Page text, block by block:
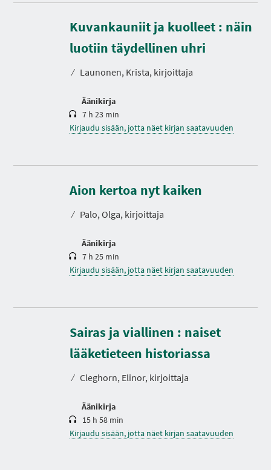
Kuvankauniit ja kuolleet : näin
luotiin täydellinen uhri
⁄ Launonen, Krista, kirjoittaja
Äänikirja
K
e
s
t
7 h 23 min
Kirjaudu sisään, jotta näet kirjan saatavuuden
Aion kertoa nyt kaiken
⁄ Palo, Olga, kirjoittaja
Äänikirja
K
s
t
7 h 25 min
Kirjaudu sisään, jotta näet kirjan saatavuuden
Sairas ja viallinen : naiset
lääketieteen historiassa
⁄ Cleghorn, Elinor, kirjoittaja
Äänikirja
K
e
s
t
15 h 58 min
Kirjaudu sisään, jotta näet kirjan saatavuuden